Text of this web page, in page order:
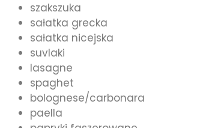
szakszuka
sałatka grecka
sałatka nicejska
suvlaki
lasagne
spaghet
bolognese/carbonara
paella